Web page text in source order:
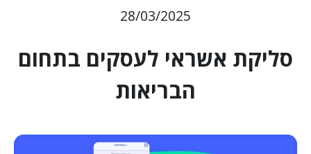
28/03/2025
סליקת אשראי לעסקים בתחום
הבריאות